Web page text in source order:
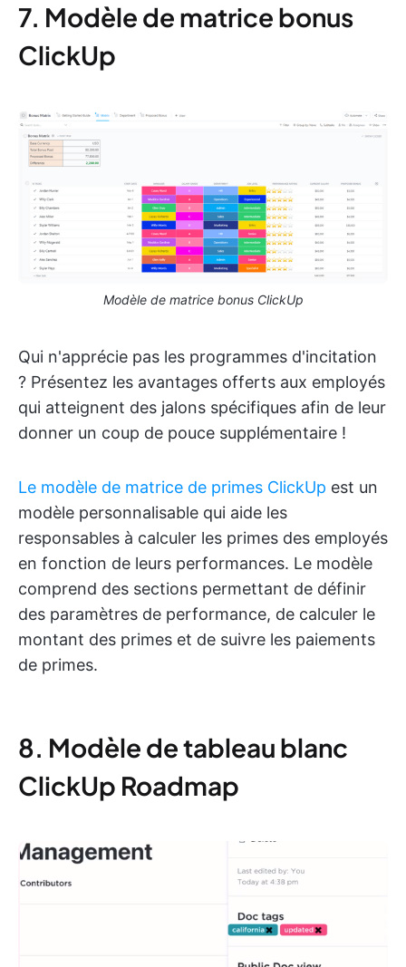
7. Modèle de matrice bonus
ClickUp
Modèle de matrice bonus ClickUp
Qui n'apprécie pas les programmes d'incitation
? Présentez les avantages offerts aux employés
qui atteignent des jalons spécifiques afin de leur
donner un coup de pouce supplémentaire !
Le modèle de matrice de primes ClickUp est un
modèle personnalisable qui aide les
responsables à calculer les primes des employés
en fonction de leurs performances. Le modèle
comprend des sections permettant de définir
des paramètres de performance, de calculer le
montant des primes et de suivre les paiements
de primes.
8. Modèle de tableau blanc
ClickUp Roadmap